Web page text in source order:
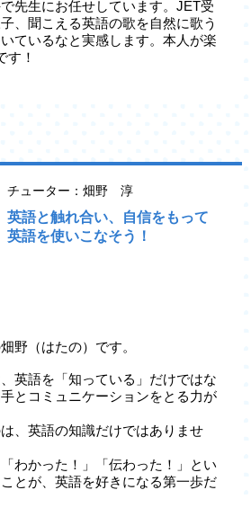
先生にお任せしています。JET受
、聞こえる英語の歌を自然に歌う
ているなと実感します。本人が楽
す！
チューター：畑野 淳
英語と触れ合い、自信をもって
英語を使いこなそう！
野（はたの）です。
英語を「知っている」だけではな
とコミュニケーションをとる力が
、英語の知識だけではありませ
わかった！」「伝わった！」とい
とが、英語を好きになる第一歩だ